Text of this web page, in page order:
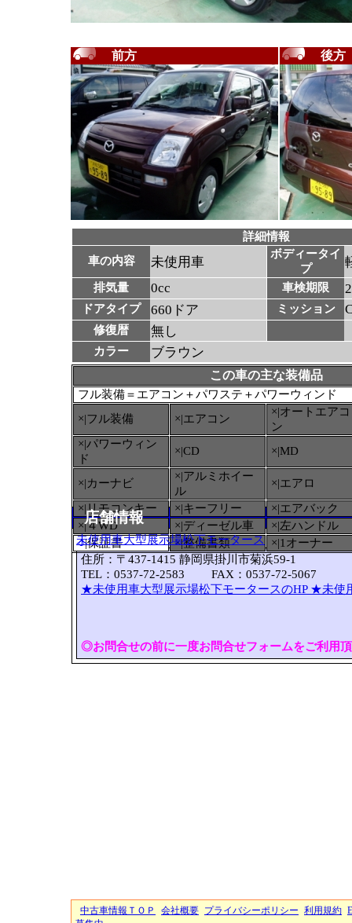
前方 後方
詳細情報
車の内容
未使用車
ボディータイ
プ
排気量 0cc 車検期限
ドアタイプ 660ドア ミッション
修復暦 無し
カラー ブラウン
この車の主な装備品
フル装備＝エアコン＋パワステ＋パワーウィンド
×|フル装備
×|エアコン
×|オートエアコ
ン
×|パワーウィン
ド
×|CD ×|MD
×|カーナビ
×|アルミホイー
ル
×|エアロ
×|リモコンキー
×|キーフリー
×|エアバック
×|４WD
×|ディーゼル車
×|左ハンドル
○|保証書 ×|整備書類 ×|1オーナー
店舗情報
未使用車大型展示場松下モータース
住所：〒437-1415 静岡県掛川市菊浜59-1
TEL：0537-72-2583 FAX：0537-72-5067
★未使用車大型展示場松下モータースのHP ★未使
◎お問合せの前に一度お問合せフォームをご利用
中古車情報ＴＯＰ 会社概要 プライバシーポリシー 利用規約